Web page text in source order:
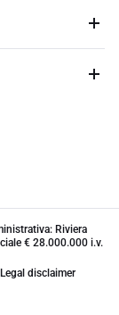
Riviera
€ 28.000.000 i.v.
Legal disclaimer